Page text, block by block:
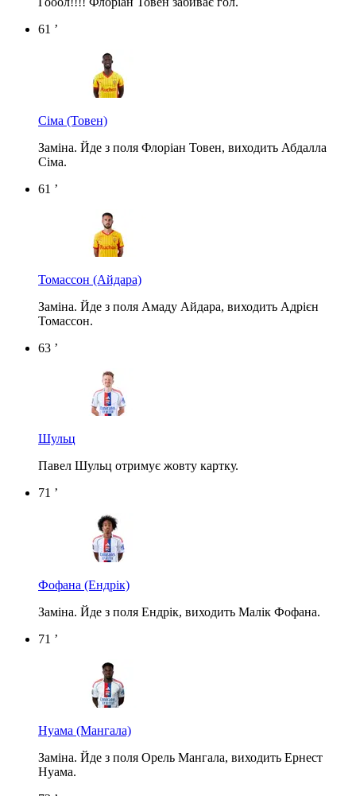
61 ’
Сіма (Товен)
Заміна. Йде з поля Флоріан Товен, виходить Абдалла
Сіма.
61 ’
Томассон (Айдара)
Заміна. Йде з поля Амаду Айдара, виходить Адрієн
Томассон.
63 ’
Шульц
Павел Шульц отримує жовту картку.
71 ’
Фофана (Ендрік)
Заміна. Йде з поля Ендрік, виходить Малік Фофана.
71 ’
Нуама (Мангала)
Заміна. Йде з поля Орель Мангала, виходить Ернест
Нуама.